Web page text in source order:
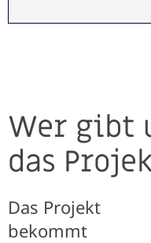
Wer gibt
das
Das Projekt
bekommt